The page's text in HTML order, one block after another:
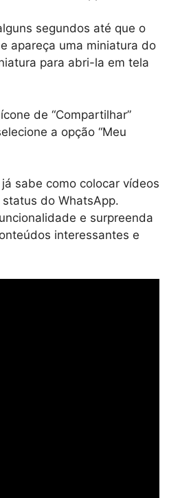
segundos até que o
apareça uma miniatura do
para abri-la em tela
de “Compartilhar”
a opção “Meu
sabe como colocar vídeos
do WhatsApp.
e surpreenda
interessantes e